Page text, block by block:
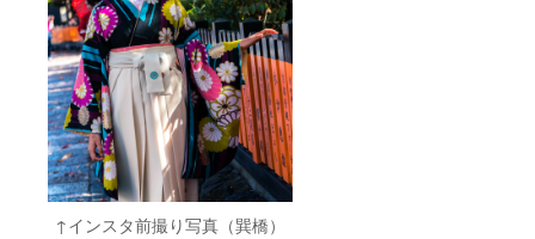
↑インスタ前撮り写真（巽橋）